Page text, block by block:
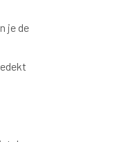
je de